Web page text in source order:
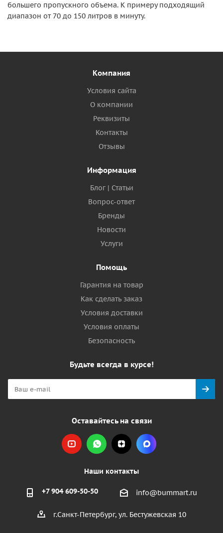
большего пропускного объема. К примеру подходящий
диапазон от 70 до 150 литров в минуту.
Компания
Условия сайта
О компании
Реквизиты
Контакты
Отзывы
Информация
Блог | Статьи
Вопрос-ответ
Бренды
Новости
Услуги
Помощь
Гарантия на товар
Как сделать заказ
Условия доставки
Условия оплаты
Безопасность
Будьте всегда в курсе!
Оставайтесь на связи
Наши контакты
+7 904 609-50-50 info@bummart.ru
г.Санкт-Петербург, ул. Бестужевская 10